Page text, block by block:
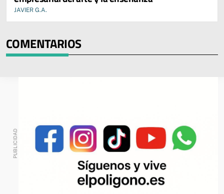
JAVIER G.A.
COMENTARIOS